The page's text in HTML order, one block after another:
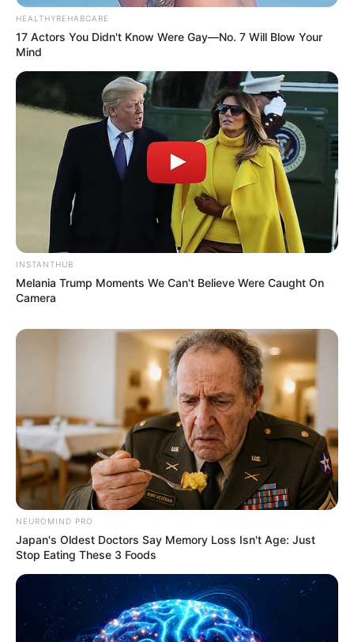
HEALTHYREHABCARE
17 Actors You Didn't Know Were Gay—No. 7 Will Blow Your
Mind
INSTANTHUB
Melania Trump Moments We Can't Believe Were Caught On
Camera
NEUROMIND PRO
Japan's Oldest Doctors Say Memory Loss Isn't Age: Just
Stop Eating These 3 Foods